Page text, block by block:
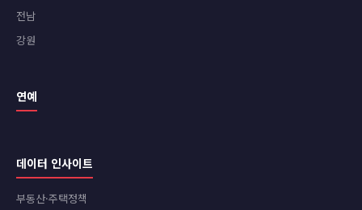
전남
강원
연예
데이터 인사이트
부동산·주택정책